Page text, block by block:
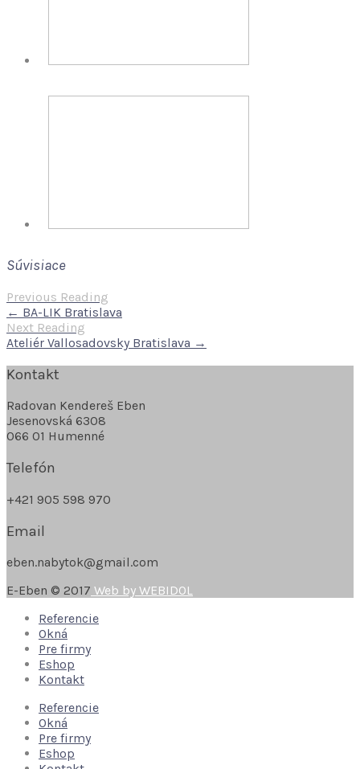
Súvisiace
Previous Reading
← BA-LIK Bratislava
Next Reading
Ateliér Vallosadovsky Bratislava →
Kontakt
Radovan Kendereš Eben
Jesenovská 6308
066 01 Humenné
Telefón
+421 905 598 970
Email
eben.nabytok@gmail.com
E-Eben © 2017 Web by WEBIDOL
Referencie
Okná
Pre firmy
Eshop
Kontakt
Referencie
Okná
Pre firmy
Eshop